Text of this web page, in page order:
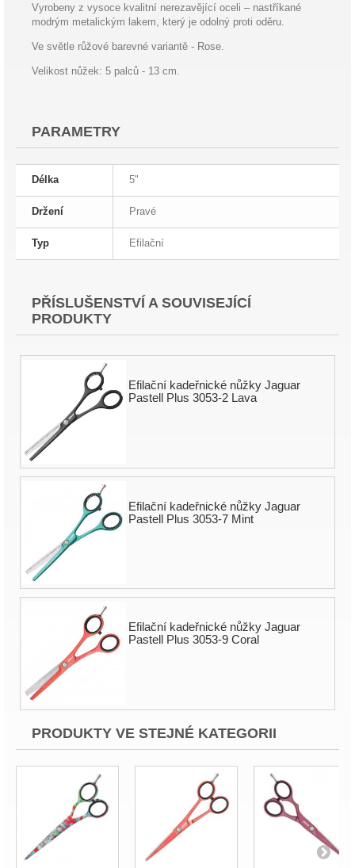
Vyrobeny z vysoce kvalitní nerezavějící oceli – nastříkané
modrým metalickým lakem, který je odolný proti oděru.
Ve světle růžové barevné variantě - Rose.
Velikost nůžek: 5 palců - 13 cm.
PARAMETRY
Délka 5"
Držení Pravé
Typ Efilační
PŘÍSLUŠENSTVÍ A SOUVISEJÍCÍ
PRODUKTY
Efilační kadeřnické nůžky Jaguar
Pastell Plus 3053-2 Lava
Efilační kadeřnické nůžky Jaguar
Pastell Plus 3053-7 Mint
Efilační kadeřnické nůžky Jaguar
Pastell Plus 3053-9 Coral
PRODUKTY VE STEJNÉ KATEGORII